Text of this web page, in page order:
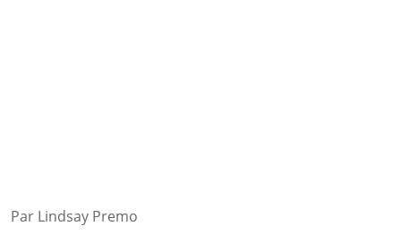
Par Lindsay Premo